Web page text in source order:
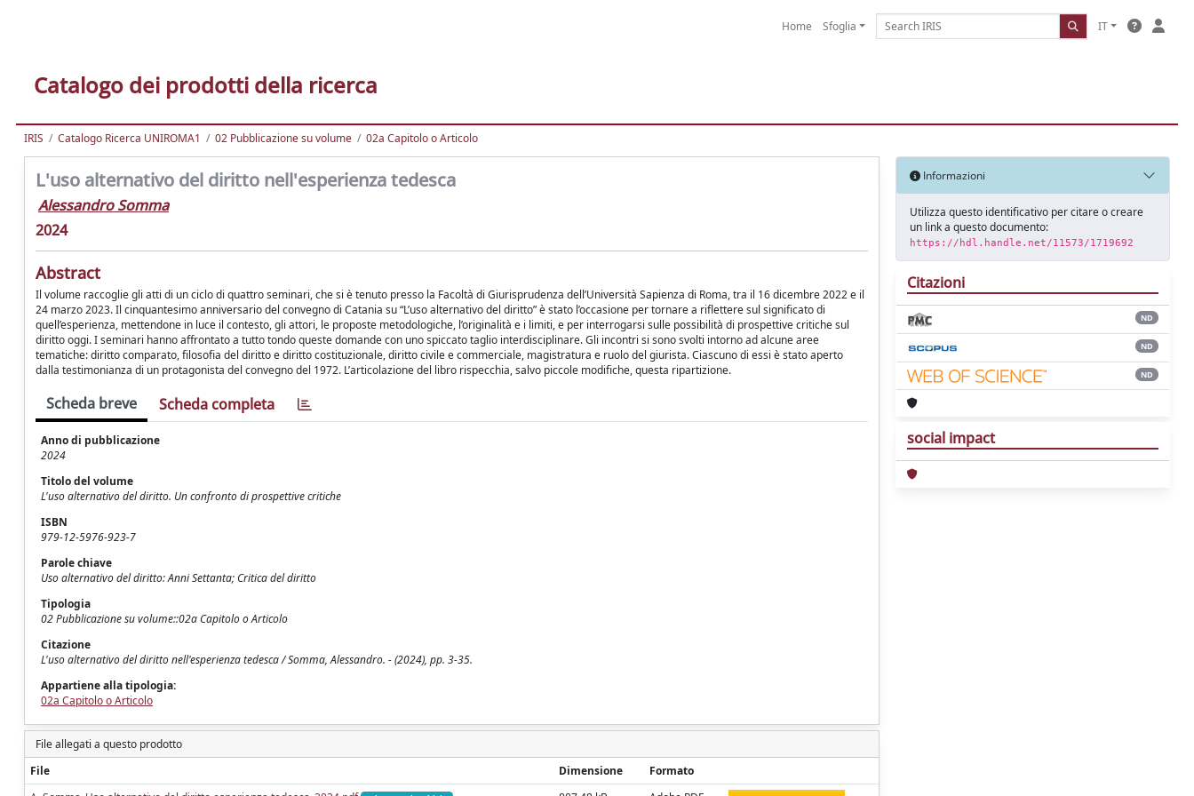
Home Sfoglia IT
Catalogo dei prodotti della ricerca
IRIS Catalogo Ricerca UNIROMA1 02 Pubblicazione su volume 02a Capitolo o Articolo
L'uso alternativo del diritto nell'esperienza tedesca
Alessandro Somma
2024
Abstract
Il volume raccoglie gli atti di un ciclo di quattro seminari, che si è tenuto presso la Facoltà di Giurisprudenza dell’Università Sapienza di Roma, tra il 16 dicembre 2022 e il
24 marzo 2023. Il cinquantesimo anniversario del convegno di Catania su “L’uso alternativo del diritto” è stato l’occasione per tornare a riflettere sul significato di
quell’esperienza, mettendone in luce il contesto, gli attori, le proposte metodologiche, l’originalità e i limiti, e per interrogarsi sulle possibilità di prospettive critiche sul
diritto oggi. I seminari hanno affrontato a tutto tondo queste domande con uno spiccato taglio interdisciplinare. Gli incontri si sono svolti intorno ad alcune aree
tematiche: diritto comparato, filosofia del diritto e diritto costituzionale, diritto civile e commerciale, magistratura e ruolo del giurista. Ciascuno di essi è stato aperto
dalla testimonianza di un protagonista del convegno del 1972. L’articolazione del libro rispecchia, salvo piccole modifiche, questa ripartizione.
Scheda breve Scheda completa
Anno di pubblicazione
2024
Titolo del volume
L'uso alternativo del diritto. Un confronto di prospettive critiche
ISBN
979-12-5976-923-7
Parole chiave
Uso alternativo del diritto: Anni Settanta; Critica del diritto
Tipologia
02 Pubblicazione su volume::02a Capitolo o Articolo
Citazione
L'uso alternativo del diritto nell'esperienza tedesca / Somma, Alessandro. - (2024), pp. 3-35.
Appartiene alla tipologia:
02a Capitolo o Articolo
File allegati a questo prodotto
File
Dimensione
Formato
Informazioni
Utilizza questo identificativo per citare o creare
un link a questo documento:
https://hdl.handle.net/11573/1719692
Citazioni
ND
ND
ND
social impact